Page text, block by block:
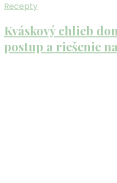
Recepty
Kváskový chlieb
postup a riešenie